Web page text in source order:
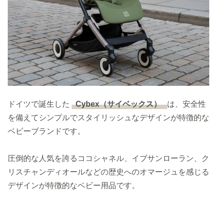
ドイツで誕生した Cybex（サイベックス） は、安全性
を備えてシンプルでスタイリッシュなデザインが特徴的な
ベビーブランドです。
圧倒的な人気を誇るココシャネル、イブサンローラン、ク
リスチャンディオールなどの歴史へのオマージュを感じる
デザインが特徴的なベビー用品です。